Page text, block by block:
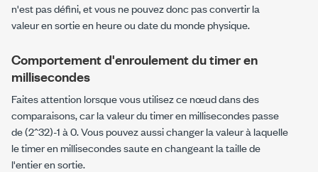
n'est pas défini, et vous ne pouvez donc pas convertir la
valeur en sortie en heure ou date du monde physique.
Comportement d'enroulement du timer en
millisecondes
Faites attention lorsque vous utilisez ce nœud dans des
comparaisons, car la valeur du timer en millisecondes passe
de(2^32)-1à0. Vous pouvez aussi changer la valeur à laquelle
le timer en millisecondes saute en changeant la taille de
l'entier en sortie.